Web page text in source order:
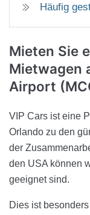
Häufig
Mieten Sie
Mietwagen
Airport
VIP Cars ist eine
Orlando zu den
der
den USA können
geeignet sind.
Dies ist